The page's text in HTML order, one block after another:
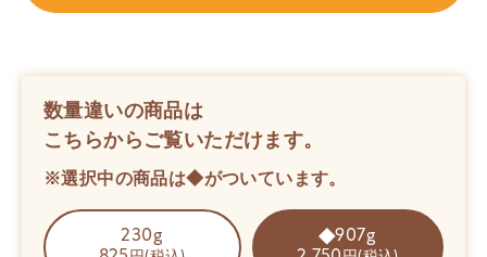
数量違いの商品は
こちらからご覧いただけます。
※選択中の商品は◆がついています。
230g
907g